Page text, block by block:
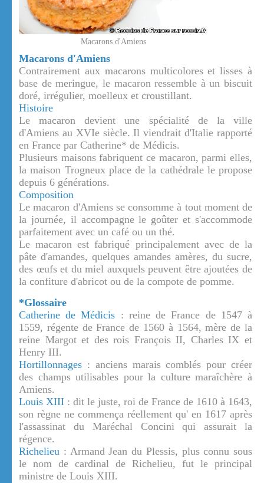
Macarons d'Amiens
Macarons d'Amiens
Contrairement aux macarons multicolores et lisses à
base de meringue, le macaron ressemble à un biscuit
doré, irrégulier, moelleux et croustillant.
Histoire
Le macaron devient une spécialité de la ville
d'Amiens au XVIe siècle. Il viendrait d'Italie rapporté
en France par Catherine* de Médicis.
Plusieurs maisons fabriquent ce macaron, parmi elles,
la maison Trogneux place de la cathédrale le propose
depuis 6 générations.
Composition
Le macaron d'Amiens se consomme à tout moment de
la journée, il accompagne le goûter et s'accommode
parfaitement avec un café ou un thé.
Le macaron est fabriqué principalement avec de la
pâte d'amandes, quelques amandes amères, du sucre,
des œufs et du miel auxquels peuvent être ajoutées de
la confiture d'abricot ou de la compote de pomme.
*Glossaire
Catherine de Médicis : reine de France de 1547 à
1559, régente de France de 1560 à 1564, mère de la
reine Margot et des rois François II, Charles IX et
Henry III.
Hortillonnages : anciens marais comblés pour créer
des champs utilisables pour la culture maraîchère à
Amiens.
Louis XIII : dit le juste, roi de France de 1610 à 1643,
son règne ne commença réellement qu' en 1617 après
l'assassinat du Maréchal Concini qui assurait la
régence.
Richelieu : Armand Jean du Plessis, plus connu sous
le nom de cardinal de Richelieu, fut le principal
ministre de Louis XIII.